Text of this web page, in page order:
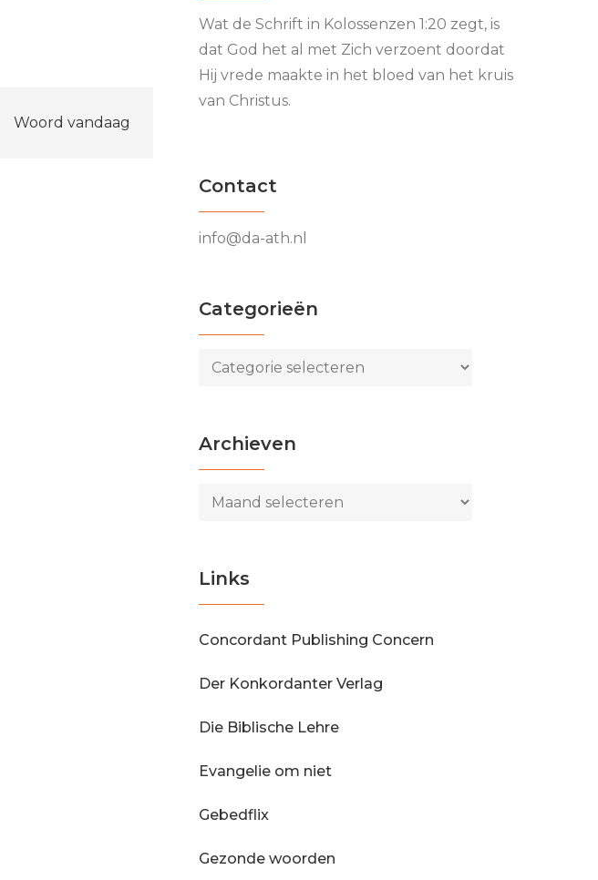
Woord vandaag
Wat de Schrift in Kolossenzen 1:20 zegt, is
dat God het al met Zich verzoent doordat
Hij vrede maakte in het bloed van het kruis
van Christus.
Contact
info@da-ath.nl
Categorieën
Categorieën
Archieven
Archieven
Links
Concordant Publishing Concern
Der Konkordanter Verlag
Die Biblische Lehre
Evangelie om niet
Gebedflix
Gezonde woorden